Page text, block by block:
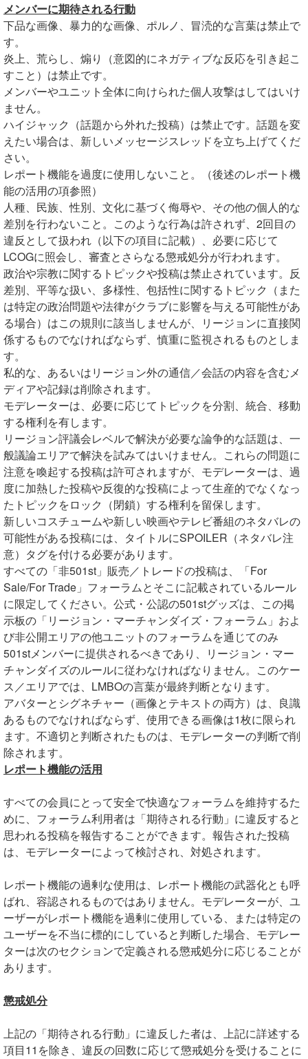
メンバーに期待される行動
下品な画像、暴力的な画像、ポルノ、冒涜的な言葉は禁止で
す。
炎上、荒らし、煽り（意図的にネガティブな反応を引き起こ
すこと）は禁止です。
メンバーやユニット全体に向けられた個人攻撃はしてはいけ
ません。
ハイジャック（話題から外れた投稿）は禁止です。話題を変
えたい場合は、新しいメッセージスレッドを立ち上げてくだ
さい。
レポート機能を過度に使用しないこと。（後述のレポート機
能の活用の項参照）
人種、民族、性別、文化に基づく侮辱や、その他の個人的な
差別を行わないこと。このような行為は許されず、2回目の
違反として扱われ（以下の項目に記載）、必要に応じて
LCOGに照会し、審査とさらなる懲戒処分が行われます。
政治や宗教に関するトピックや投稿は禁止されています。反
差別、平等な扱い、多様性、包括性に関するトピック（また
は特定の政治問題や法律がクラブに影響を与える可能性があ
る場合）はこの規則に該当しませんが、リージョンに直接関
係するものでなければならず、慎重に監視されるものとしま
す。
私的な、あるいはリージョン外の通信／会話の内容を含むメ
ディアや記録は削除されます。
モデレーターは、必要に応じてトピックを分割、統合、移動
する権利を有します。
リージョン評議会レベルで解決が必要な論争的な話題は、一
般議論エリアで解決を試みてはいけません。これらの問題に
注意を喚起する投稿は許可されますが、モデレーターは、過
度に加熱した投稿や反復的な投稿によって生産的でなくなっ
たトピックをロック（閉鎖）する権利を留保します。
新しいコスチュームや新しい映画やテレビ番組のネタバレの
可能性がある投稿には、タイトルにSPOILER（ネタバレ注
意）タグを付ける必要があります。
すべての「非501st」販売／トレードの投稿は、「For
Sale/For Trade」フォーラムとそこに記載されているルール
に限定してください。公式・公認の501stグッズは、この掲
示板の「リージョン・マーチャンダイズ・フォーラム」およ
び非公開エリアの他ユニットのフォーラムを通じてのみ
501stメンバーに提供されるべきであり、リージョン・マー
チャンダイズのルールに従わなければなりません。このケー
ス／エリアでは、LMBOの言葉が最終判断となります。
アバターとシグネチャー（画像とテキストの両方）は、良識
あるものでなければならず、使用できる画像は1枚に限られ
ます。不適切と判断されたものは、モデレーターの判断で削
除されます。
レポート機能の活用
すべての会員にとって安全で快適なフォーラムを維持するた
めに、フォーラム利用者は「期待される行動」に違反すると
思われる投稿を報告することができます。報告された投稿
は、モデレーターによって検討され、対処されます。
レポート機能の過剰な使用は、レポート機能の武器化とも呼
ばれ、容認されるものではありません。モデレーターが、ユ
ーザーがレポート機能を過剰に使用している、または特定の
ユーザーを不当に標的にしていると判断した場合、モデレー
ターは次のセクションで定義される懲戒処分に応じることが
あります。
懲戒処分
上記の「期待される行動」に違反した者は、上記に詳述する
項目11を除き、違反の回数に応じて懲戒処分を受けることに